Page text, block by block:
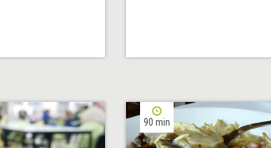
90 min